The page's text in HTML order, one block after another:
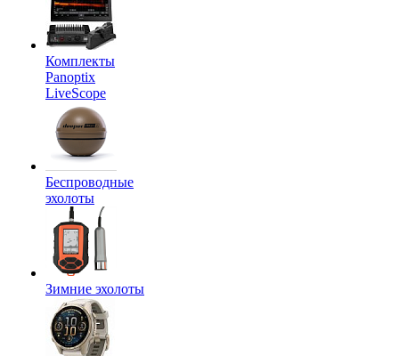
Комплекты
Panoptix
LiveScope
Беспроводные
эхолоты
Зимние эхолоты